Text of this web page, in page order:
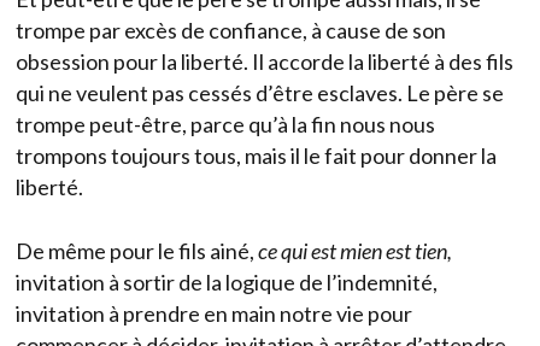
trompe par excès de confiance, à cause de son
obsession pour la liberté. Il accorde la liberté à des fils
qui ne veulent pas cessés d’être esclaves. Le père se
trompe peut-être, parce qu’à la fin nous nous
trompons toujours tous, mais il le fait pour donner la
liberté.
De même pour le fils ainé,ce qui est mien est tien,
invitation à sortir de la logique de l’indemnité,
invitation à prendre en main notre vie pour